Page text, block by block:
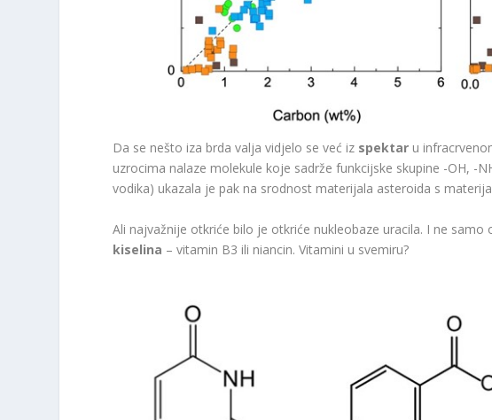
Da se nešto iza brda valja vidjelo se već iz spektar u
uzrocima nalaze molekule koje sadrže funkcijske skupine -OH, -
vodika) ukazala je pak na srodnost materijala asteroida s
Ali najvažnije otkriće bilo je otkriće nukleobaze uracila. I ne
kiselina – vitamin B3 ili niancin. Vitamini u svemiru?